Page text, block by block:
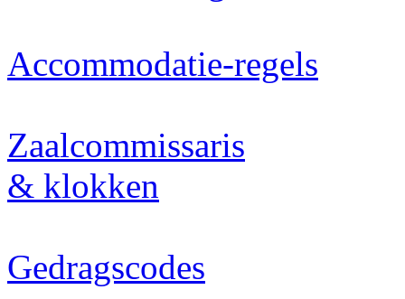
Accommodatie-regels
Zaalcommissaris
& klokken
Gedragscodes